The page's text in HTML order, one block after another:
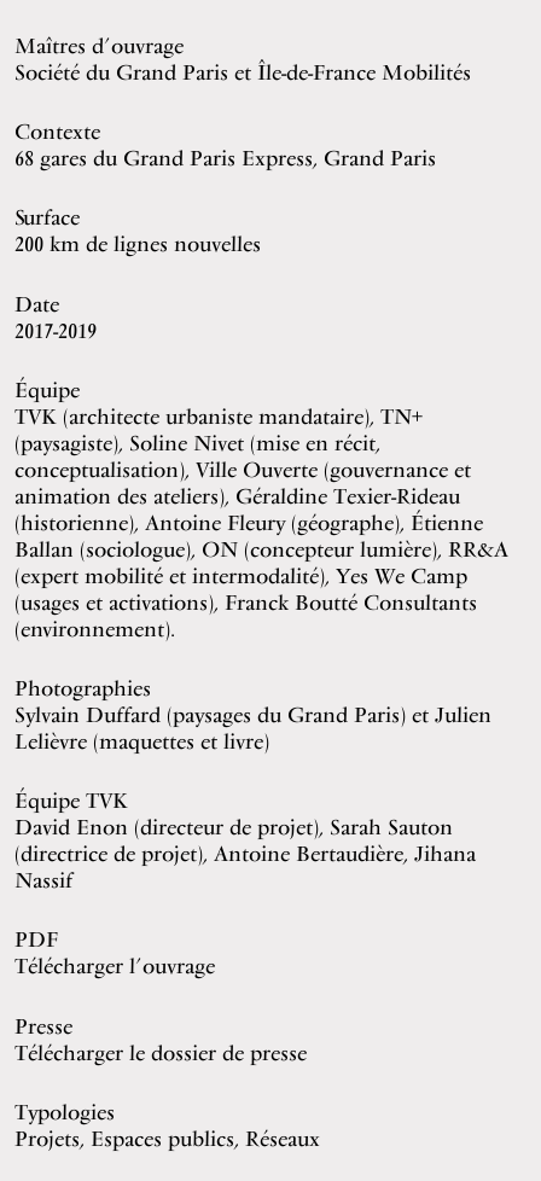
Maîtres d’ouvrage
Société du Grand Paris et Île-de-France Mobilités
Contexte
68 gares du Grand Paris Express, Grand Paris
Surface
200 km de lignes nouvelles
Date
2017-2019
Équipe
TVK (architecte urbaniste mandataire), TN+
(paysagiste), Soline Nivet (mise en récit,
conceptualisation), Ville Ouverte (gouvernance et
animation des ateliers), Géraldine Texier-Rideau
(historienne), Antoine Fleury (géographe), Étienne
Ballan (sociologue), ON (concepteur lumière), RR&A
(expert mobilité et intermodalité), Yes We Camp
(usages et activations), Franck Boutté Consultants
(environnement).
Photographies
Sylvain Duffard (paysages du Grand Paris) et Julien
Lelièvre(maquettes et livre)
Équipe TVK
David Enon (directeur de projet), Sarah Sauton
(directrice de projet), Antoine Bertaudière, Jihana
Nassif
PDF
Télécharger l’ouvrage
Presse
Télécharger le dossier de presse
Typologies
Projets, Espaces publics, Réseaux